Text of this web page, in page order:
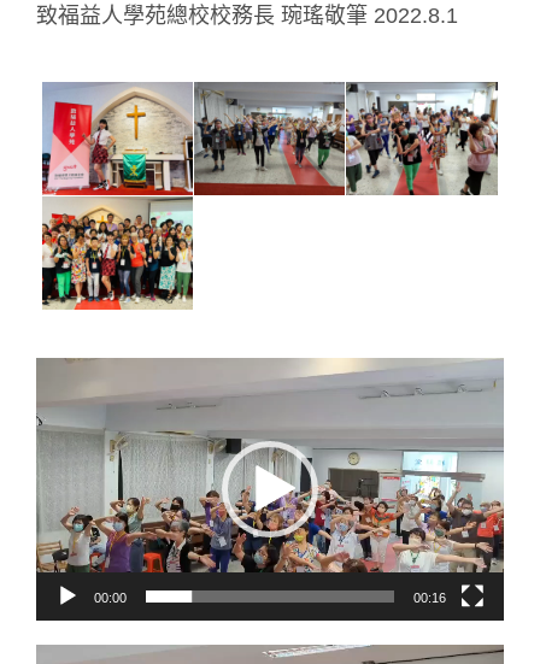
致福益人學苑總校校務長 琬瑤敬筆 2022.8.1
訊
播
器
00:00 00:16